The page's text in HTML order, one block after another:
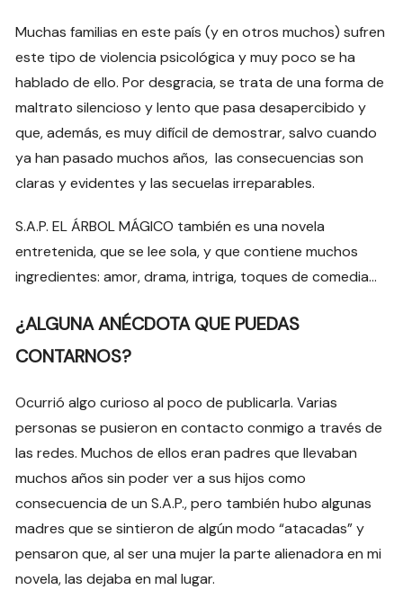
Muchas familias en este país (y en otros muchos) sufren
este tipo de violencia psicológica y muy poco se ha
hablado de ello. Por desgracia, se trata de una forma de
maltrato silencioso y lento que pasa desapercibido y
que, además, es muy difícil de demostrar, salvo cuando
ya han pasado muchos años, las consecuencias son
claras y evidentes y las secuelas irreparables.
S.A.P. EL ÁRBOL MÁGICO también es una novela
entretenida, que se lee sola, y que contiene muchos
ingredientes: amor, drama, intriga, toques de comedia…
¿ALGUNA ANÉCDOTA QUE PUEDAS
CONTARNOS?
Ocurrió algo curioso al poco de publicarla. Varias
personas se pusieron en contacto conmigo a través de
las redes. Muchos de ellos eran padres que llevaban
muchos años sin poder ver a sus hijos como
consecuencia de un S.A.P., pero también hubo algunas
madres que se sintieron de algún modo “atacadas” y
pensaron que, al ser una mujer la parte alienadora en mi
novela, las dejaba en mal lugar.